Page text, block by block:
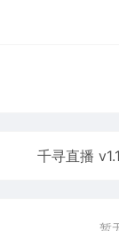
千寻直播
暂